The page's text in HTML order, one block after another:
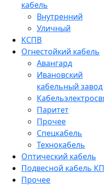
кабель
Внутренний
Уличный
КСПВ
Огнестойкий кабель
Авангард
Ивановский
кабельный завод
Паритет
Прочее
Спецкабель
Технокабель
Оптический кабель
Подвесной кабель
Прочее